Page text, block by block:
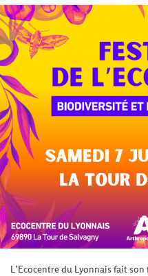
L’Ecocentre du Lyonnais fait